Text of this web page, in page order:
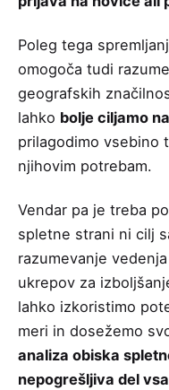
Poleg tega
omogoča tudi
geografskih
lahko bolje ciljamo
prilagodimo vsebino
njihovim potrebam.
Vendar pa je treba
spletne strani ni cilj
razumevanje
ukrepov za
lahko izkoristimo
meri in dosežemo
analiza obiska
nepogrešljiva del